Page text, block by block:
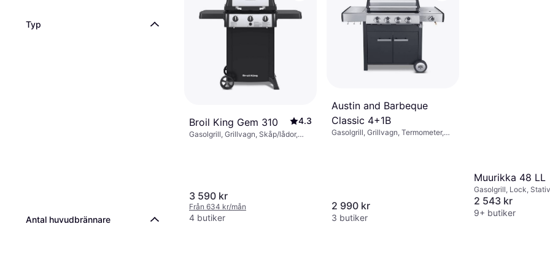
Typ
Antal huvudbrännare
Broil King Gem 310 4.3
Gasolgrill, Grillvagn, Skåp/lådor,
3 590 kr
Från 634 kr/mån
4 butiker
Austin and Barbeque
Classic 4+1B
Gasolgrill, Grillvagn, Termometer,
2 990 kr
3 butiker
Muurikka 48 LL
Gasolgrill, Lock,
Sidobord,
2 543 kr
9+ butiker